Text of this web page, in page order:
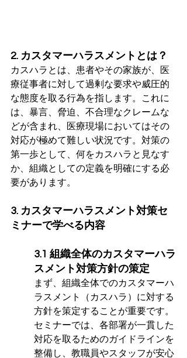
2. カスタマーハラスメントとは？
カスハラとは、患者やその家族が、医
療従事者に対して過剰な要求や威圧的
な態度を取る行為を指します。これに
は、暴言、脅迫、不合理なクレームな
どが含まれ、医療現場においてはその
対応が極めて難しい状況です。対策の
第一歩として、何をカスハラと見なす
か、組織としての定義を明確にする必
要があります。
3. カスタマーハラスメント対策セ
ミナーで学べる内容
3.1 組織全体のカスタマーハラ
スメント対策方針の策定
まず、組織全体でのカスタマーハ
ラスメント（カスハラ）に対する
方針を策定することが重要です。
セミナーでは、各部署が一貫した
対応を取るためのガイドラインを
整備し、教職員やスタッフが安心